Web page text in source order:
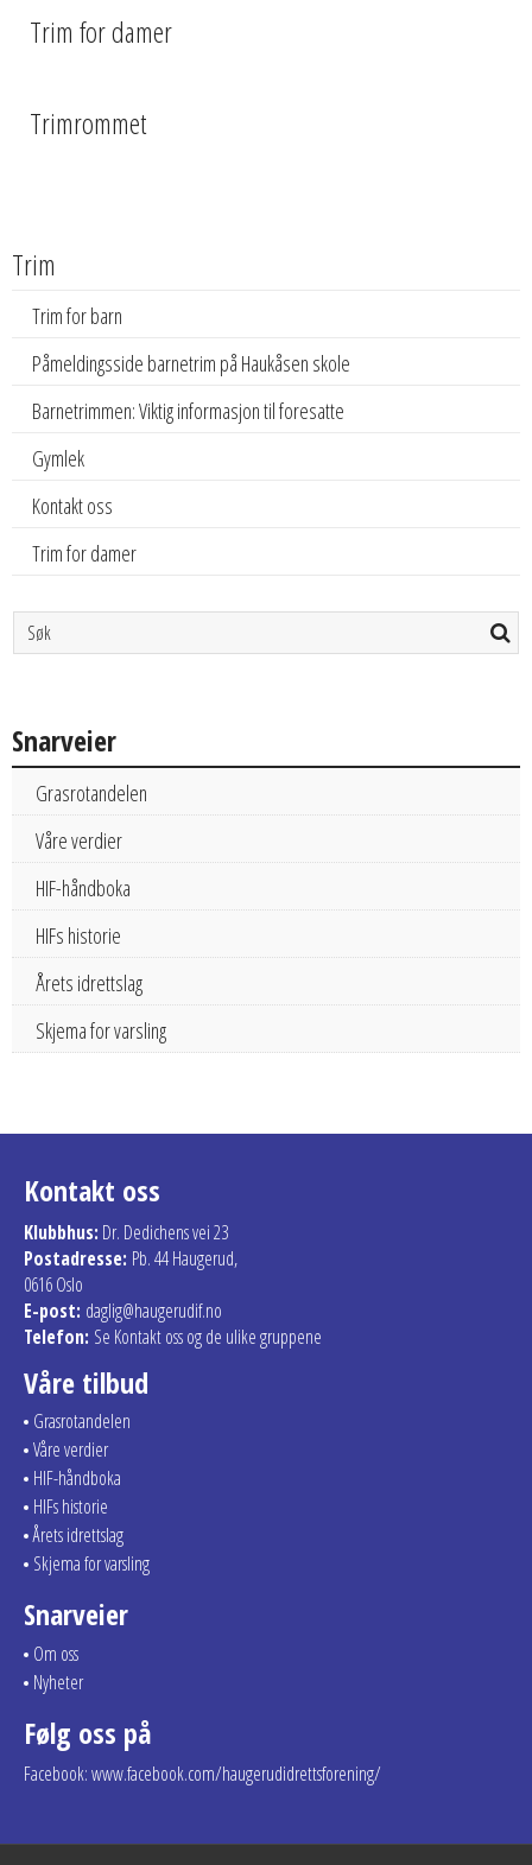
Trim for damer
Trimrommet
Trim
Trim for barn
Påmeldingsside barnetrim på Haukåsen skole
Barnetrimmen: Viktig informasjon til foresatte
Gymlek
Kontakt oss
Trim for damer
Snarveier
Grasrotandelen
Våre verdier
HIF-håndboka
HIFs historie
Årets idrettslag
Skjema for varsling
Kontakt oss
Klubbhus: Dr. Dedichens vei 23
Postadresse: Pb. 44 Haugerud,
0616 Oslo
E-post: daglig@haugerudif.no
Telefon: Se Kontakt oss og de ulike gruppene
Våre tilbud
Grasrotandelen
Våre verdier
HIF-håndboka
HIFs historie
Årets idrettslag
Skjema for varsling
Snarveier
Om oss
Nyheter
Følg oss på
Facebook: www.facebook.com/haugerudidrettsforening/